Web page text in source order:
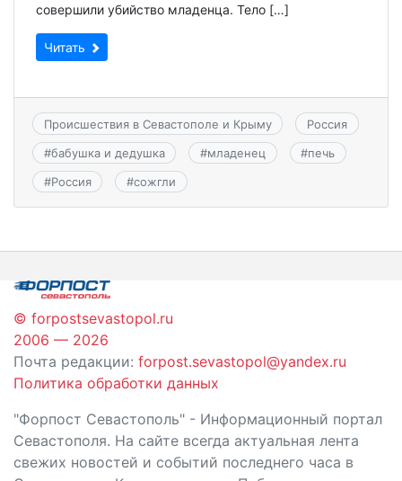
совершили убийство младенца. Тело […]
Читать
Происшествия в Севастополе и Крыму Россия
#бабушка и дедушка #младенец #печь
#Россия #сожгли
© forpostsevastopol.ru
2006 — 2026
Почта редакции: forpost.sevastopol@yandex.ru
Политика обработки данных
"Форпост Севастополь" - Информационный портал
Севастополя. На сайте всегда актуальная лента
свежих новостей и событий последнего часа в